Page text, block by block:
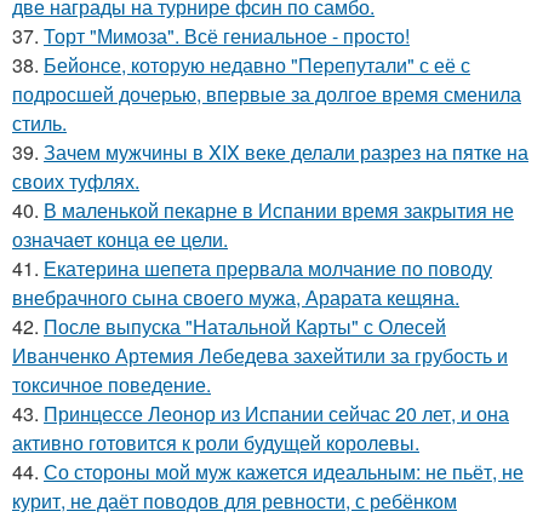
две награды на турнире фсин по самбо.
37. Торт "Мимоза". Всё гениальное - просто!
38. Бейонсе, которую недавно "Перепутали" с её с
подросшей дочерью, впервые за долгое время сменила
стиль.
39. Зачем мужчины в XIX веке делали разрез на пятке на
своих туфлях.
40. В маленькой пекарне в Испании время закрытия не
означает конца ее цели.
41. Екатерина шепета прервала молчание по поводу
внебрачного сына своего мужа, Арарата кещяна.
42. После выпуска "Натальной Карты" с Олесей
Иванченко Артемия Лебедева захейтили за грубость и
токсичное поведение.
43. Принцессе Леонор из Испании сейчас 20 лет, и она
активно готовится к роли будущей королевы.
44. Со стороны мой муж кажется идеальным: не пьёт, не
курит, не даёт поводов для ревности, с ребёнком